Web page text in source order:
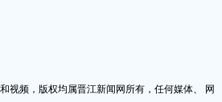
视频，版权均属晋江新闻网所有，任何媒体、 网